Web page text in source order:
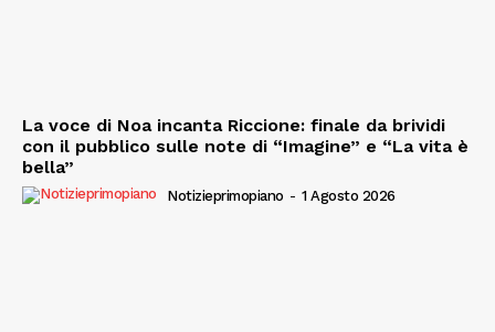
La voce di Noa incanta Riccione: finale da brividi
con il pubblico sulle note di “Imagine” e “La vita è
bella”
Notizieprimopiano - 1 Agosto 2026